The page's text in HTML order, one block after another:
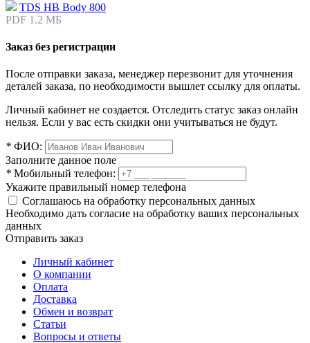
TDS HB Body 800
PDF 1.2 МБ
Заказ без регистрации
После отправки заказа, менеджер перезвонит для уточнения
деталей заказа, по необходимости вышлет ссылку для оплаты.
Личный кабинет не создается. Отследить статус заказ онлайн
нельзя. Если у вас есть скидки они учитываться не будут.
* ФИО:
Заполните данное поле
* Мобильный телефон:
Укажите правильный номер телефона
Соглашаюсь на обработку персональных данных
Необходимо дать согласие на обработку ваших персональных
данных
Отправить заказ
Личный кабинет
О компании
Оплата
Доставка
Обмен и возврат
Статьи
Вопросы и ответы